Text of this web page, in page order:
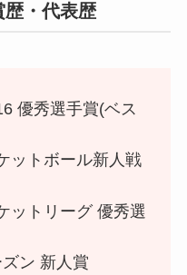
歴・代表歴
優秀選手賞(ベス
ットボール新人戦
ットリーグ 優秀選
ン 新人賞